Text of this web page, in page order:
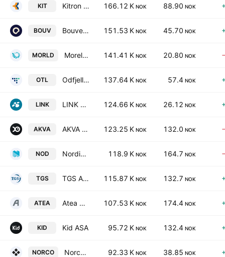
KIT Kitron ASA 166.12 K NOK 88.90 NOK
BOUV Bouvet ASA 151.53 K NOK 45.70 NOK
MORLD Moreld ASA 141.41 K NOK 20.80 NOK
OTL Odfjell Technology Ltd. 137.64 K NOK 57.4 NOK
LINK LINK Mobility Group Holding ASA 124.66 K NOK 26.12 NOK
AKVA AKVA Group ASA 123.25 K NOK 132.0 NOK
NOD Nordic Semiconductor ASA 118.9 K NOK 164.7 NOK
TGS TGS ASA 115.87 K NOK 132.7 NOK
ATEA Atea ASA 107.53 K NOK 174.4 NOK
KID Kid ASA 95.72 K NOK 132.4 NOK
NORCO Norconsult ASA 92.33 K NOK 38.85 NOK